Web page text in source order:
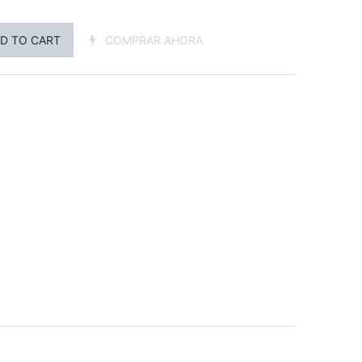
TO CART COMPRAR AHORA